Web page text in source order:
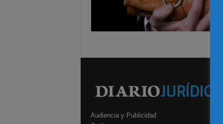
Audiencia y Publicidad